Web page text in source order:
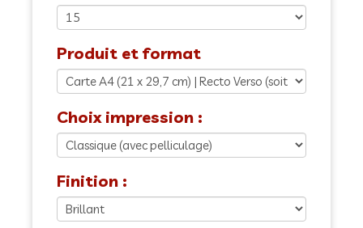
Produit et format
Choix impression :
Finition :